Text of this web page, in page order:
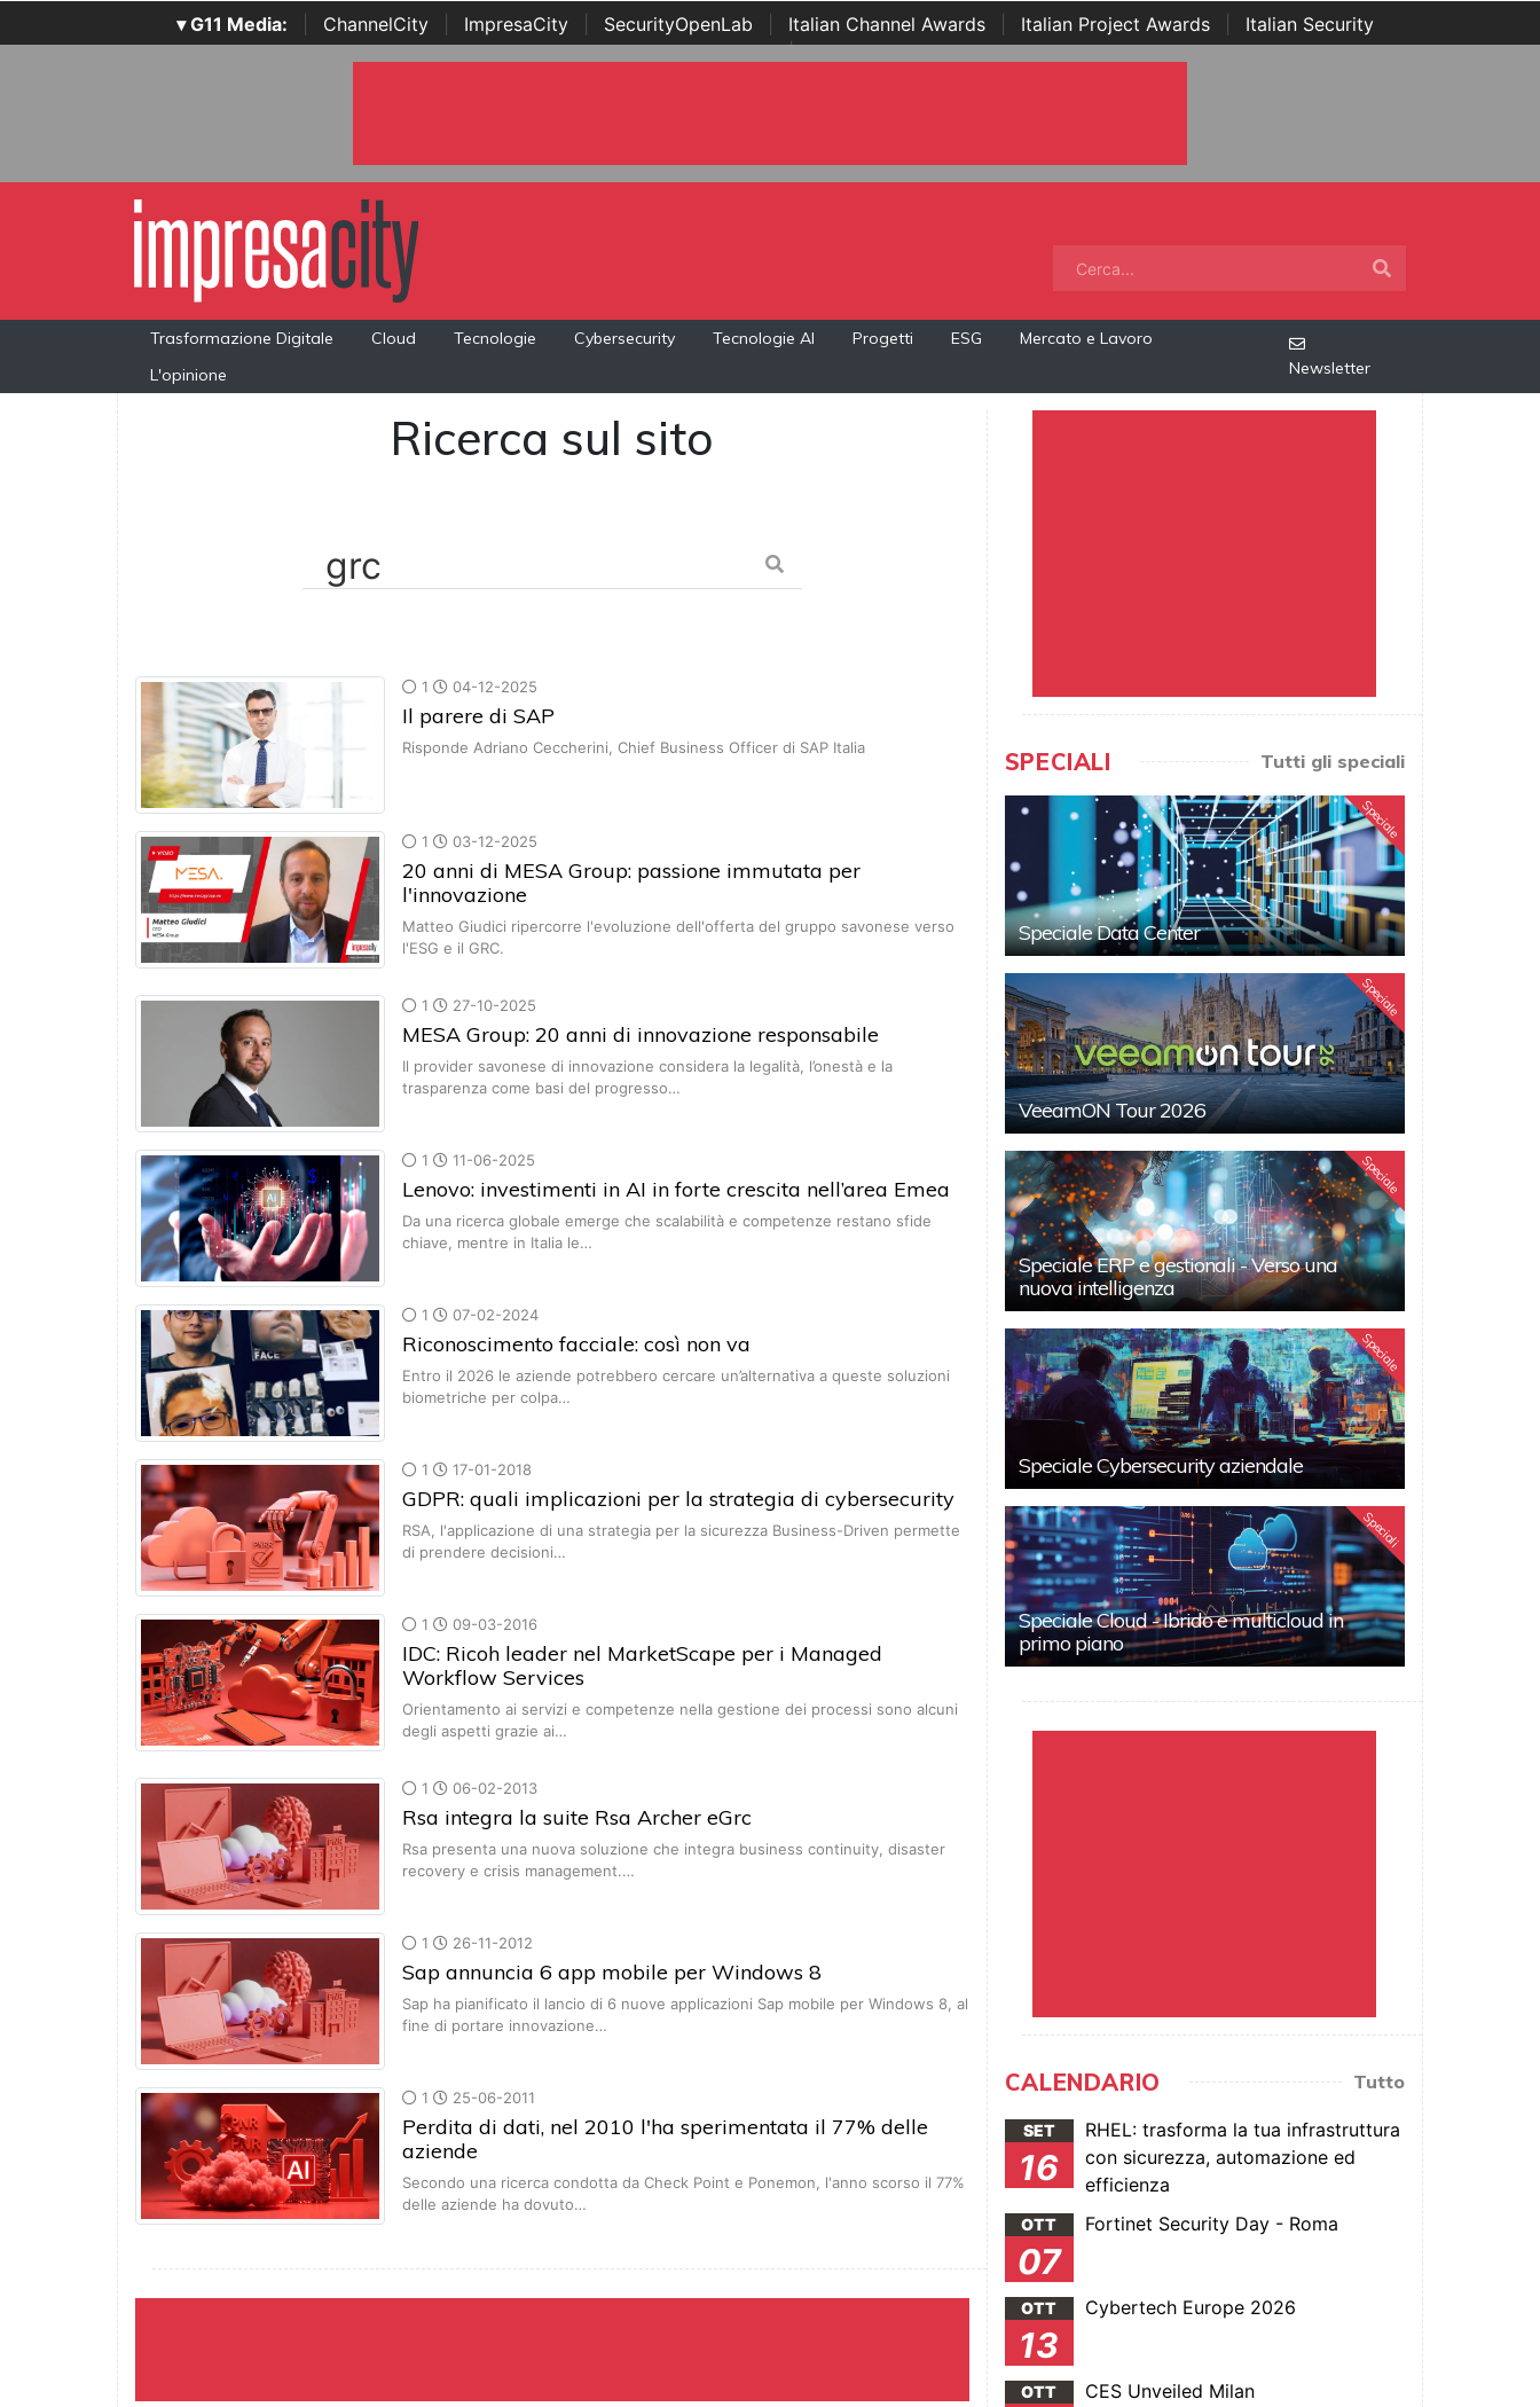
▾ G11 Media: ChannelCity ImpresaCity SecurityOpenLab Italian Channel Awards Italian Project Awards
Italian Security
Awards | ...
Trasformazione Digitale Cloud Tecnologie Cybersecurity Tecnologie AI Progetti ESG
Mercato e Lavoro
L'opinione
Newsletter
Ricerca sul sito
1 04-12-2025
Il parere di SAP
Risponde Adriano Ceccherini, Chief Business Officer di SAP Italia
1 03-12-2025
20 anni di MESA Group: passione immutata per
l'innovazione
Matteo Giudici ripercorre l'evoluzione dell'offerta del gruppo savonese verso
l'ESG e il GRC.
1 27-10-2025
MESA Group: 20 anni di innovazione responsabile
Il provider savonese di innovazione considera la legalità, l’onestà e la
trasparenza come basi del progresso…
1 11-06-2025
Lenovo: investimenti in AI in forte crescita nell’area Emea
Da una ricerca globale emerge che scalabilità e competenze restano sfide
chiave, mentre in Italia le…
1 07-02-2024
Riconoscimento facciale: così non va
Entro il 2026 le aziende potrebbero cercare un’alternativa a queste soluzioni
biometriche per colpa…
1 17-01-2018
GDPR: quali implicazioni per la strategia di cybersecurity
RSA, l'applicazione di una strategia per la sicurezza Business-Driven permette
di prendere decisioni…
1 09-03-2016
IDC: Ricoh leader nel MarketScape per i Managed
Workflow Services
Orientamento ai servizi e competenze nella gestione dei processi sono alcuni
degli aspetti grazie ai…
1 06-02-2013
Rsa integra la suite Rsa Archer eGrc
Rsa presenta una nuova soluzione che integra business continuity, disaster
recovery e crisis management.…
1 26-11-2012
Sap annuncia 6 app mobile per Windows 8
Sap ha pianificato il lancio di 6 nuove applicazioni Sap mobile per Windows 8, al
fine di portare innovazione…
1 25-06-2011
Perdita di dati, nel 2010 l'ha sperimentata il 77% delle
aziende
Secondo una ricerca condotta da Check Point e Ponemon, l'anno scorso il 77%
delle aziende ha dovuto…
SPECIALI Tutti gli speciali
Speciale
Speciale Data Center
Speciale
VeeamON Tour 2026
Speciale
Speciale ERP e gestionali - Verso una
nuova intelligenza
Speciale
Speciale Cybersecurity aziendale
Speciali
Speciale Cloud - Ibrido e multicloud in
primo piano
CALENDARIO Tutto
SET
16
RHEL: trasforma la tua infrastruttura
con sicurezza, automazione ed
efficienza
OTT
07
Fortinet Security Day - Roma
OTT
13
Cybertech Europe 2026
OTT CES Unveiled Milan